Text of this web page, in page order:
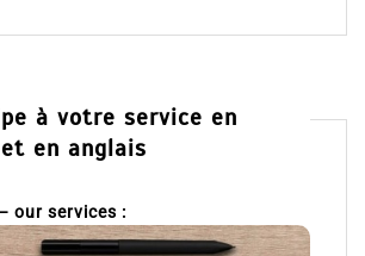
à votre service en
en anglais
our services :